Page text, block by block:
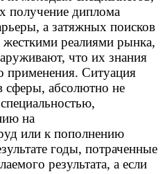
получение диплома
а затяжных поисков
реалиями рынка,
что их знания
применения. Ситуация
сферы, абсолютно не
на
или к пополнению
годы, потраченные
результата, а если